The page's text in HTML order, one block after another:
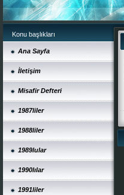
Konu başlıkları
Ana Sayfa
İletişim
Misafir Defteri
1987liler
1988liler
1989lular
1990lılar
1991liler